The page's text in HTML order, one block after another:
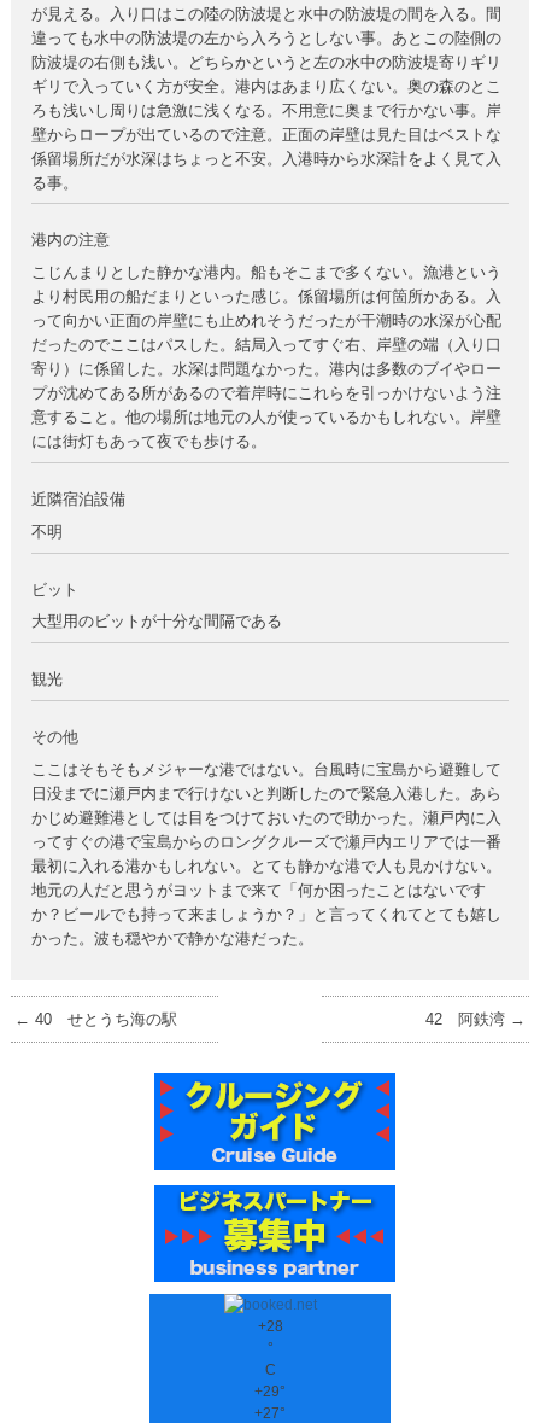
が見える。入り口はこの陸の防波堤と水中の防波堤の間を入る。間
違っても水中の防波堤の左から入ろうとしない事。あとこの陸側の
防波堤の右側も浅い。どちらかというと左の水中の防波堤寄りギリ
ギリで入っていく方が安全。港内はあまり広くない。奥の森のとこ
ろも浅いし周りは急激に浅くなる。不用意に奥まで行かない事。岸
壁からロープが出ているので注意。正面の岸壁は見た目はベストな
係留場所だが水深はちょっと不安。入港時から水深計をよく見て入
る事。
港内の注意
こじんまりとした静かな港内。船もそこまで多くない。漁港という
より村民用の船だまりといった感じ。係留場所は何箇所かある。入
って向かい正面の岸壁にも止めれそうだったが干潮時の水深が心配
だったのでここはパスした。結局入ってすぐ右、岸壁の端（入り口
寄り）に係留した。水深は問題なかった。港内は多数のブイやロー
プが沈めてある所があるので着岸時にこれらを引っかけないよう注
意すること。他の場所は地元の人が使っているかもしれない。岸壁
には街灯もあって夜でも歩ける。
近隣宿泊設備
不明
ビット
大型用のビットが十分な間隔である
観光
その他
ここはそもそもメジャーな港ではない。台風時に宝島から避難して
日没までに瀬戸内まで行けないと判断したので緊急入港した。あら
かじめ避難港としては目をつけておいたので助かった。瀬戸内に入
ってすぐの港で宝島からのロングクルーズで瀬戸内エリアでは一番
最初に入れる港かもしれない。とても静かな港で人も見かけない。
地元の人だと思うがヨットまで来て「何か困ったことはないです
か？ビールでも持って来ましょうか？」と言ってくれてとても嬉し
かった。波も穏やかで静かな港だった。
← 40 せとうち海の駅 42 阿鉄湾 →
+28
°
C
+29°
+27°